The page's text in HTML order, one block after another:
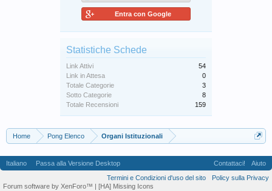
Entra con Google
Statistiche Schede
Link Attivi
54
Link in Attesa
0
Totale Categorie
3
Sotto Categorie
8
Totale Recensioni
159
Home Pong Elenco Organi Istituzionali
Italiano Passa alla Versione Desktop Contattaci!
Aiuto
Termini e Condizioni d'uso del sito
Policy sulla Privacy
Forum software by XenForo™ | [HA] Missing Icons